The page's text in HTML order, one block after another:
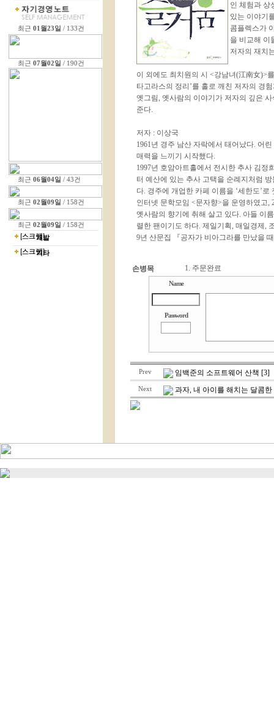
최근 01월23일 / 133건
최근 07월02일 / 190건
최근 06월04일 / 43건
최근 02월09일 / 158건
최근 02월09일 / 158건
개발
기타
인 체험과 상
있는 이야기
콤플렉스가
을 비교해 이
저자의 재치
이 외에도 최치원의 시 <강남녀(江南女)>
타고라스의 정리’를 홀로 깨친 저자의 경
옛그림, 옛사람의 이야기가 저자의 깊은
준다.
저자 : 이상국
1961년 경주 남산 자락에서 태어났다. 어
매력을 느끼기 시작했다.
1997년 호암아트홀에서 전시한 추사 김정
터 예산에 있는 추사 고택을 순례지처럼
다. 경주에 개업한 카페 이름을 ‘세한도’로
인터넷 문학모임 <문자향>을 운영하였고,
옛사람의 향기에 취해 살고 있다. 아들 이
렬한 팬이기도 하다. 제일기획, 매일경제,
9년 산문집 『공자가 비아그라를 만났을
손병목 1. 주문완료
Name
Password
Prev 임백준의 소프트웨어 산책 [3]
Next 과자, 내 아이를 해치는 달콤